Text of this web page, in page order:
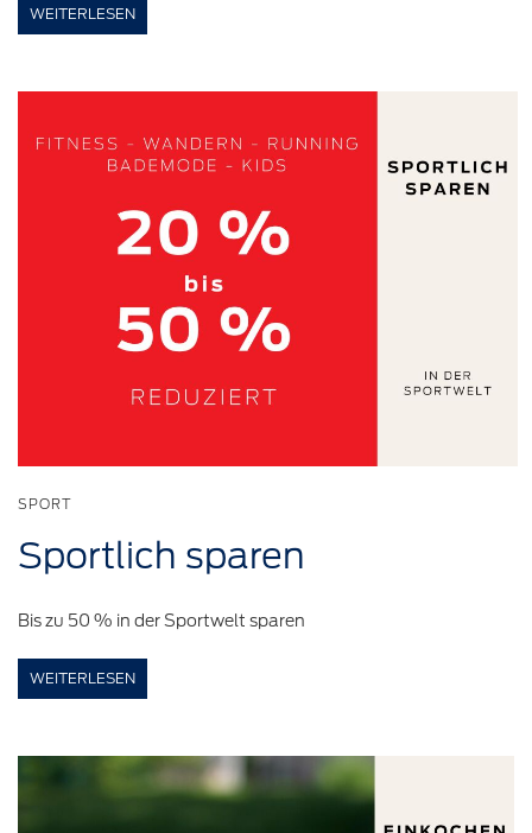
WEITERLESEN
SPORT
Sportlich sparen
Bis zu 50 % in der Sportwelt sparen
WEITERLESEN